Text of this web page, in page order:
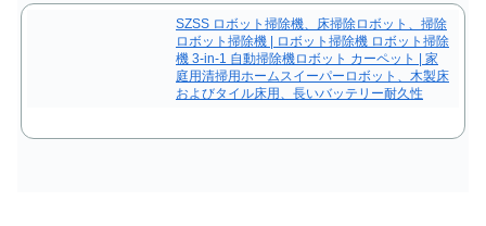
SZSS ロボット掃除機、床掃除ロボット、掃除
ロボット掃除機 | ロボット掃除機 ロボット掃除
機 3-in-1 自動掃除機ロボット カーペット | 家
庭用清掃用ホームスイーパーロボット、木製床
およびタイル床用、長いバッテリー耐久性